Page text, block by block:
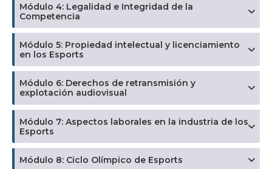
Módulo 4: Legalidad e Integridad de la
Competencia
Módulo 5: Propiedad intelectual y licenciamiento
en los Esports
Módulo 6: Derechos de retransmisión y
explotación audiovisual
Módulo 7: Aspectos laborales en la industria de los
Esports
Módulo 8: Ciclo Olímpico de Esports